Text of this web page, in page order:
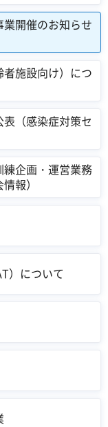
開催のお知らせ
施設向け）につ
（感染症対策セ
企画・運営業務
報）
）について